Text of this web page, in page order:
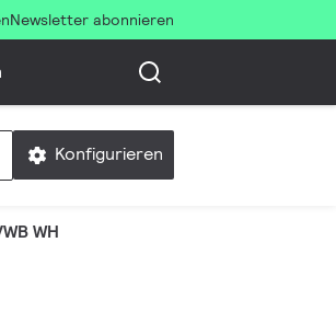
Newsletter abonnieren
Konfigurieren
WH